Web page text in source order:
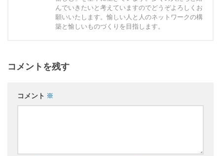
んでいきたいと考えていますのでどうぞよろしくお
願いいたします。愉しい人と人のネットワークの構
築と愉しいものづくりを目指します。
コメントを残す
コメント ※